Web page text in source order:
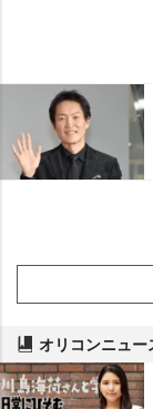
オリコンニュ